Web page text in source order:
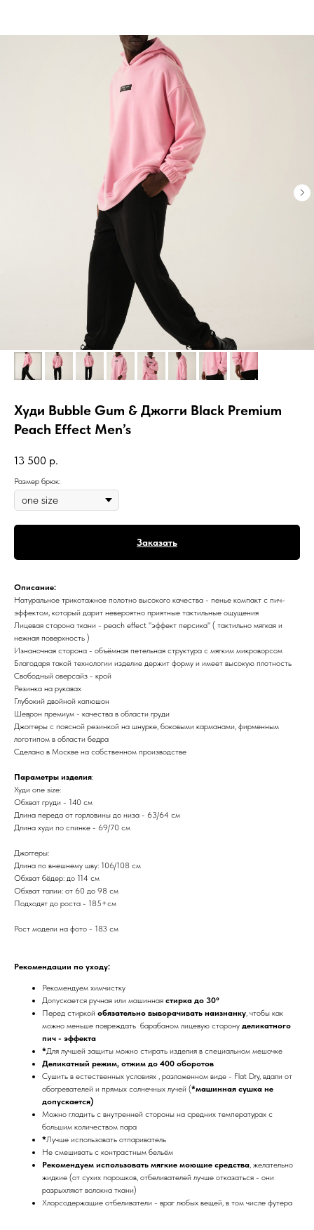
Худи Bubble Gum & Джогги Black Premium
Peach Effect Men’s
13 500 р.
Размер брюк:
Заказать
Описание:
Натуральное трикотажное полотно высокого качества - пенье компакт с пич-
эффектом, который дарит невероятно приятные тактильные ощущения
Лицевая сторона ткани - peach effect "эффект персика" ( тактильно мягкая и
нежная поверхность )
Изнаночная сторона - объёмная петельная структура с мягким микроворсом
Благодаря такой технологии изделие держит форму и имеет высокую плотность
Свободный оверсайз - крой
Резинка на рукавах
Глубокий двойной капюшон
Шеврон премиум - качества в области груди
Джоггеры с поясной резинкой на шнурке, боковыми карманами, фирменным
логотипом в области бедра
Сделано в Москве на собственном производстве
Параметры изделия:
Худи one size:
Обхват груди - 140 см
Длина переда от горловины до низа - 63/64 см
Длина худи по спинке - 69/70 см
Джоггеры:
Длина по внешнему шву: 106/108 см
Обхват бёдер: до 114 см
Обхват талии: от 60 до 98 см
Подходят до роста - 185+см
Рост модели на фото - 183 см
Рекомендации по уходу:
Рекомендуем химчистку
Допускается ручная или машинная стирка до 30°
Перед стиркой обязательно выворачивать наизнанку, чтобы как
можно меньше повреждать барабаном лицевую сторону деликатного
пич - эффекта
*Для лучшей защиты можно стирать изделия в специальном мешочке
Деликатный режим, отжим до 400 оборотов
Сушить в естественных условиях , разложенном виде - Flat Dry, вдали от
обогревателей и прямых солнечных лучей (*машинная сушка не
допускается)
Можно гладить с внутренней стороны на средних температурах с
большим количеством пара
*Лучше использовать отпариватель
Не смешивать с контрастным бельём
Рекомендуем использовать мягкие моющие средства, желательно
жидкие (от сухих порошков, отбеливателей лучше отказаться - они
разрыхляют волокна ткани)
Хлорсодержащие отбеливатели - враг любых вещей, в том числе футера